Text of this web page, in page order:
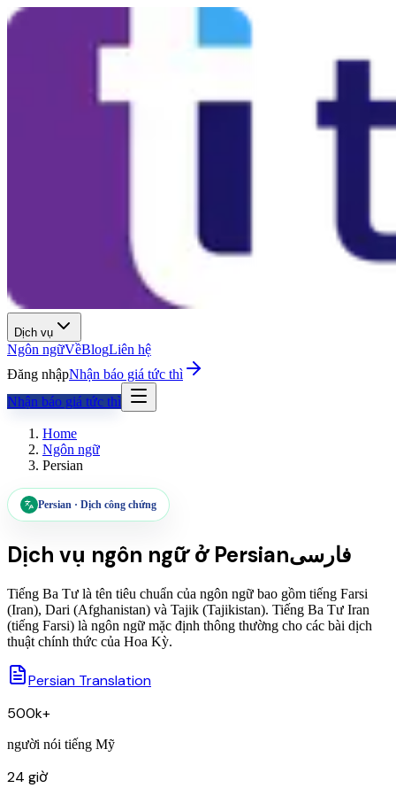
Dịch vụ
Ngôn ngữVềBlogLiên hệ
Đăng nhậpNhận báo giá tức thì
Nhận báo giá tức thì
Home
Ngôn ngữ
Persian
Persian · Dịch công chứng
Dịch vụ ngôn ngữ ởPersianفارسی
Tiếng Ba Tư là tên tiêu chuẩn của ngôn ngữ bao gồm tiếng Farsi
(Iran), Dari (Afghanistan) và Tajik (Tajikistan). Tiếng Ba Tư Iran
(tiếng Farsi) là ngôn ngữ mặc định thông thường cho các bài dịch
thuật chính thức của Hoa Kỳ.
Persian Translation
500k+
người nói tiếng Mỹ
24 giờ